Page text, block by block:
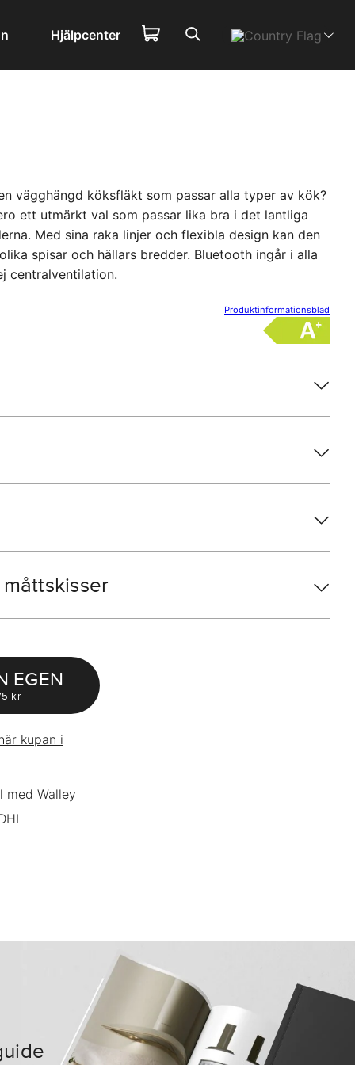
Hjälpcenter
vägghängd köksfläkt som passar alla typer av kök?
ett utmärkt val som passar lika bra i det lantliga
Med sina raka linjer och flexibla design kan den
spisar och hällars bredder. Bluetooth ingår i alla
centralventilation.
Produktinformationsblad
EGEN
kr
kupan i
med Walley